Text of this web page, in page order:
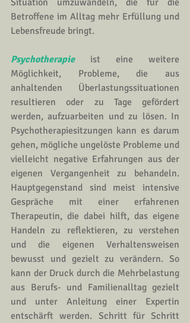
Betroffene im Alltag mehr Erfüllung und
Lebensfreude bringt.
Psychotherapie ist eine weitere
Möglichkeit, Probleme, die aus
anhaltenden Überlastungssituationen
resultieren oder zu Tage gefördert
Psychotherapiesitzungen kann es darum
gehen, mögliche ungelöste Probleme und
vielleicht negative Erfahrungen aus der
eigenen Vergangenheit zu behandeln.
Hauptgegenstand sind meist intensive
Gespräche mit einer erfahrenen
Therapeutin, die dabei hilft, das eigene
Handeln zu reflektieren, zu verstehen
und die eigenen Verhaltensweisen
bewusst und gezielt zu verändern. So
kann der Druck durch die Mehrbelastung
aus Berufs- und Familienalltag gezielt
und unter Anleitung einer Expertin
entschärft werden. Schritt für Schritt